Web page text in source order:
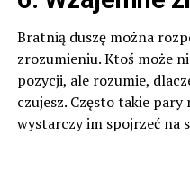
Bratnią duszę można
zrozumieniu. Ktoś może
pozycji, ale rozumie,
czujesz. Często takie pary
wystarczy im spojrzeć na